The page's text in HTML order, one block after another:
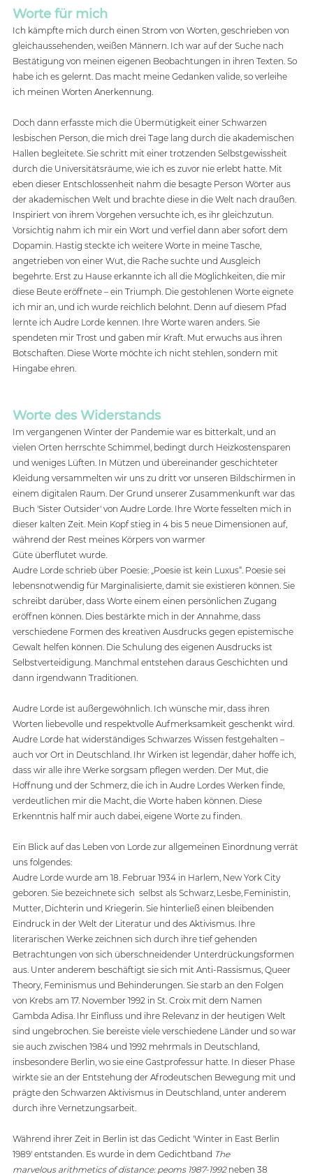
Worte für mich
Ich kämpfte mich durch einen Strom von Worten, geschrieben von
gleichaussehenden, weißen Männern. Ich war auf der Suche nach
Bestätigung von meinen eigenen Beobachtungen in ihren Texten. So
habe ich es gelernt. Das macht meine Gedanken valide, so verleihe
ich meinen Worten Anerkennung.
Doch dann erfasste mich die Übermütigkeit einer Schwarzen
lesbischen Person, die mich drei Tage lang durch die akademischen
Hallen begleitete. Sie schritt mit einer trotzenden Selbstgewissheit
durch die Universitätsräume, wie ich es zuvor nie erlebt hatte. Mit
eben dieser Entschlossenheit nahm die besagte Person Wörter aus
der akademischen Welt und brachte diese in die Welt nach draußen.
Inspiriert von ihrem Vorgehen versuchte ich, es ihr gleichzutun.
Vorsichtig nahm ich mir ein Wort und verfiel dann aber sofort dem
Dopamin. Hastig steckte ich weitere Worte in meine Tasche,
angetrieben von einer Wut, die Rache suchte und Ausgleich
begehrte. Erst zu Hause erkannte ich all die Möglichkeiten, die mir
diese Beute eröffnete – ein Triumph. Die gestohlenen Worte eignete
ich mir an, und ich wurde reichlich belohnt. Denn auf diesem Pfad
lernte ich Audre Lorde kennen. Ihre Worte waren anders. Sie
spendeten mir Trost und gaben mir Kraft. Mut erwuchs aus ihren
Botschaften. Diese Worte möchte ich nicht stehlen, sondern mit
Hingabe ehren.
Worte des Widerstands
Im vergangenen Winter der Pandemie war es bitterkalt, und an
vielen Orten herrschte Schimmel, bedingt durch Heizkostensparen
und weniges Lüften. In Mützen und übereinander geschichteter
Kleidung versammelten wir uns zu dritt vor unseren Bildschirmen in
einem digitalen Raum. Der Grund unserer Zusammenkunft war das
Buch 'Sister Outsider' von Audre Lorde. Ihre Worte fesselten mich in
dieser kalten Zeit. Mein Kopf stieg in 4 bis 5 neue Dimensionen auf,
während der Rest meines Körpers von warmer
Güte überflutet wurde.
Audre Lorde schrieb über Poesie: „Poesie ist kein Luxus“. Poesie sei
lebensnotwendig für Marginalisierte, damit sie existieren können. Sie
schreibt darüber, dass Worte einem einen persönlichen Zugang
eröffnen können. Dies bestärkte mich in der Annahme, dass
verschiedene Formen des kreativen Ausdrucks gegen epistemische
Gewalt helfen können. Die Schulung des eigenen Ausdrucks ist
Selbstverteidigung. Manchmal entstehen daraus Geschichten und
dann irgendwann Traditionen.
Audre Lorde ist außergewöhnlich. Ich wünsche mir, dass ihren
Worten liebevolle und respektvolle Aufmerksamkeit geschenkt wird.
Audre Lorde hat widerständiges Schwarzes Wissen festgehalten –
auch vor Ort in Deutschland. Ihr Wirken ist legendär, daher hoffe ich,
dass wir alle ihre Werke sorgsam pflegen werden. Der Mut, die
Hoffnung und der Schmerz, die ich in Audre Lordes Werken finde,
verdeutlichen mir die Macht, die Worte haben können. Diese
Erkenntnis half mir auch dabei, eigene Worte zu finden.
Ein Blick auf das Leben von Lorde zur allgemeinen Einordnung verrät
uns folgendes:
Audre Lorde wurde am 18. Februar 1934 in Harlem, New York City
geboren. Sie bezeichnete sich  selbst als Schwarz, Lesbe, Feministin,
Mutter, Dichterin und Kriegerin. Sie hinterließ einen bleibenden
Eindruck in der Welt der Literatur und des Aktivismus. Ihre
literarischen Werke zeichnen sich durch ihre tief gehenden
Betrachtungen von sich überschneidender Unterdrückungsformen
aus. Unter anderem beschäftigt sie sich mit Anti-Rassismus, Queer
Theory, Feminismus und Behinderungen. Sie starb an den Folgen
von Krebs am 17. November 1992 in St. Croix mit dem Namen
Gambda Adisa. Ihr Einfluss und ihre Relevanz in der heutigen Welt
sind ungebrochen. Sie bereiste viele verschiedene Länder und so war
sie auch zwischen 1984 und 1992 mehrmals in Deutschland,
insbesondere Berlin, wo sie eine Gastprofessur hatte. In dieser Phase
wirkte sie an der Entstehung der Afrodeutschen Bewegung mit und
prägte den Schwarzen Aktivismus in Deutschland, unter anderem
durch ihre Vernetzungsarbeit.
Während ihrer Zeit in Berlin ist das Gedicht 'Winter in East Berlin
1989' entstanden. Es wurde in dem Gedichtband The
marvelous arithmetics of distance: peoms 1987-1992 neben 38